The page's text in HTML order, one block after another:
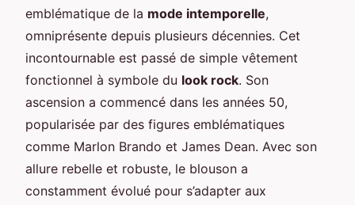
emblématique de la mode intemporelle,
omniprésente depuis plusieurs décennies. Cet
incontournable est passé de simple vêtement
fonctionnel à symbole du look rock. Son
ascension a commencé dans les années 50,
popularisée par des figures emblématiques
comme Marlon Brando et James Dean. Avec son
allure rebelle et robuste, le blouson a
constamment évolué pour s’adapter aux